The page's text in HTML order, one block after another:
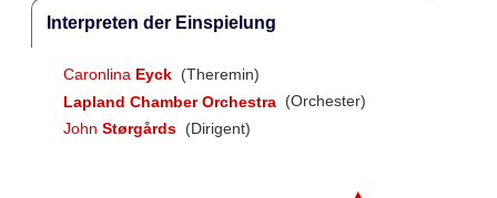
Interpreten der Einspielung
Caronlina Eyck (Theremin)
Lapland Chamber Orchestra (Orchester)
John Størgårds (Dirigent)